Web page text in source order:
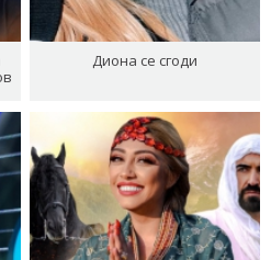
Диона се сгоди